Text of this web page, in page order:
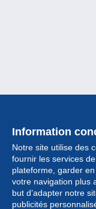
Information
Notre site utilise des
fournir les services
plateforme, garder
votre navigation plus
but d’adapter notre
publicités
Collection